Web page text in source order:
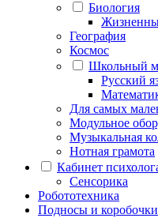
Биология
География
Космос
Школьный
Русский
Для самых
Модульное
Музыкальная
Нотная грамота
Кабинет
Сенсорика
Робототехника
Подносы и коробочки